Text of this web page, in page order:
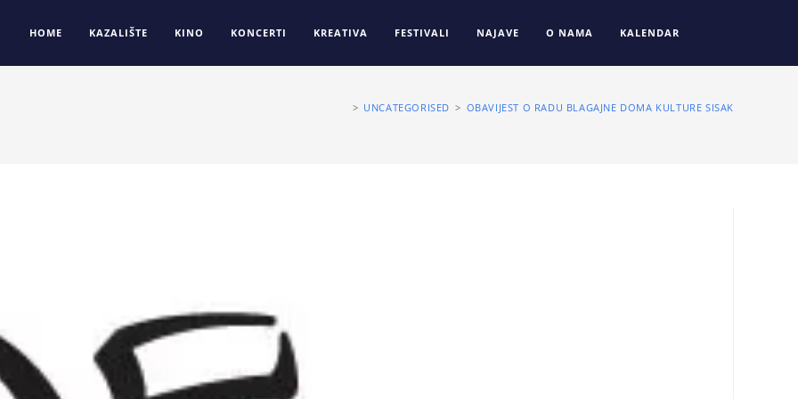
HOME KAZALIŠTE KINO KONCERTI KREATIVA FESTIVALI NAJAVE O NAMA KALENDAR
> UNCATEGORISED > OBAVIJEST O RADU BLAGAJNE DOMA KULTURE SISAK